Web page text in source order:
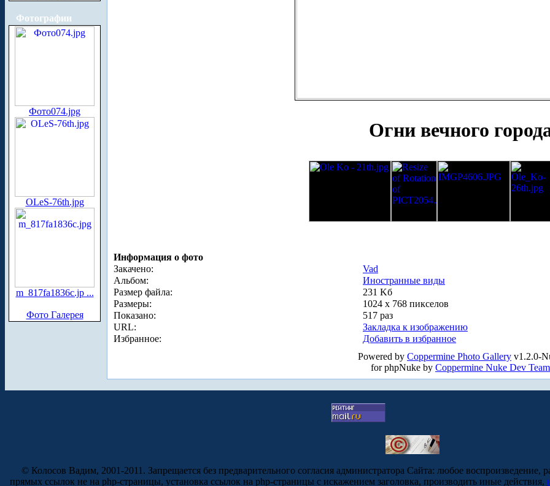
Фотографии
Фото074.jpg
OLeS-76th.jpg
m_817fa1836c.jp ...
Фото Галерея
Огни вечного
Информация о фото
Закачено:
Vad
Альбом:
Иностранные виды
Размер файла:
231 Kб
Размеры:
1024 x 768 пикселов
Показано:
517 раз
URL:
Закладка к изображению
Избранное:
Добавить в избранное
Powered by Coppermine Photo Gallery v1.2.0-
for phpNuke by Coppermine Nuke Dev Team
© Колосов Вадим, 2001-2011. Запрещается без предварительного согласия администратора Сайта: любое воспроизведение,
прямых ссылок не на php-страницы, установка ссылок на php-страницы с искажением заголовка, производить иные действия,